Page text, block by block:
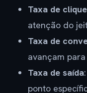
Taxa de clique
atenção do
Taxa de
avançam
Taxa de saída
ponto